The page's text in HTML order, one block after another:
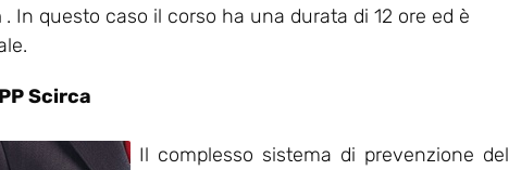
. In questo caso il corso ha una durata di 12 ore ed è
Scirca
Il complesso sistema di prevenzione del